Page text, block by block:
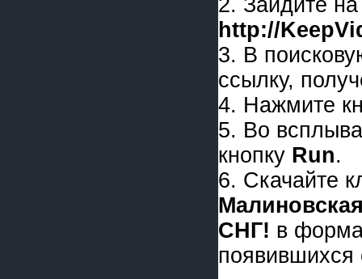
2. Зайдите на
http://
3. В
ссылку,
4. Нажмите
5. Во
кнопку Run.
6. Скачайте
СНГ! в
появившихся